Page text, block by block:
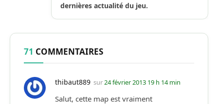
dernières actualité du jeu.
71 COMMENTAIRES
thibaut889 sur24 février 2013 19 h 14 min
Salut, cette map est vraiment